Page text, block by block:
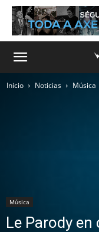
Inicio Noticias Música
Música
Le Parody